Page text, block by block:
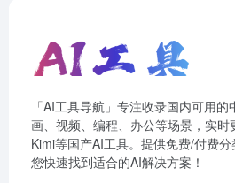
「AI工具导航」专注收录国内可用
画、视频、编程、办公等场景，实时
Kimi等国产AI工具。提供免费/付费
您快速找到适合的AI解决方案！